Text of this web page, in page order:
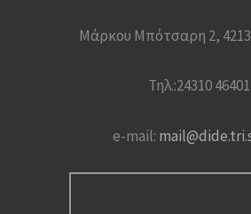
Μάρκου Μπότσαρη 2,
Τηλ.:24310 46401
e-mail: